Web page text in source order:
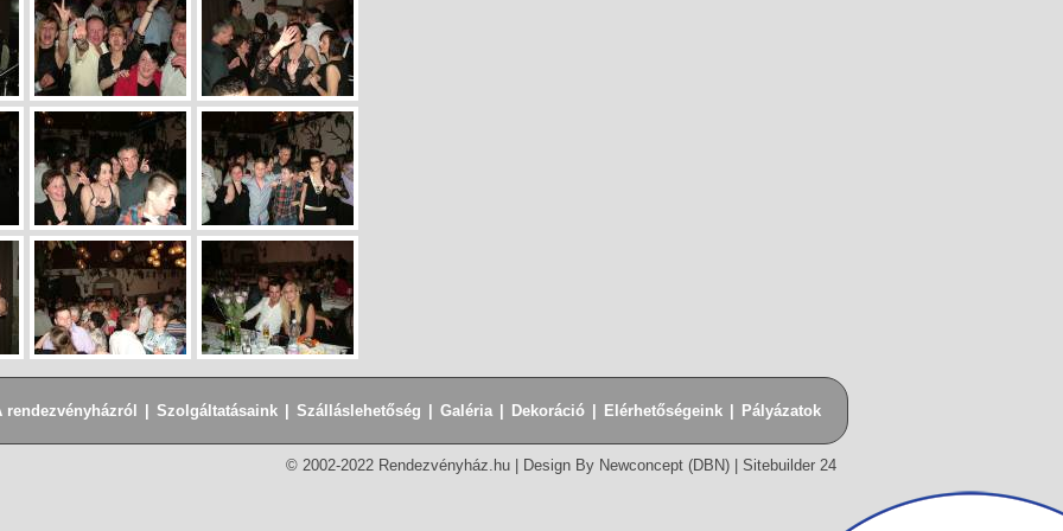
rendezvényházról | Szolgáltatásaink | Szálláslehetőség | Galéria | Dekoráció | Elérhetőségeink | Pályázatok
© 2002-2022 Rendezvényház.hu | Design By Newconcept (DBN) | Sitebuilder 24